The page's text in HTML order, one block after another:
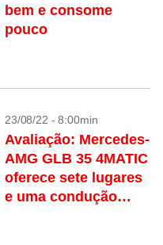
bem e consome
pouco
23/08/22 - 8:00min
Avaliação: Mercedes-
AMG GLB 35 4MATIC
oferece sete lugares
e uma condução